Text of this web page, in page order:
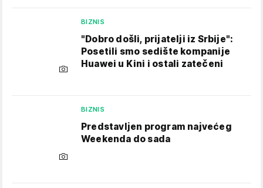
BIZNIS
"Dobro došli, prijatelji iz Srbije":
Posetili smo sedište kompanije
Huawei u Kini i ostali zatečeni
BIZNIS
Predstavljen program najvećeg
Weekenda do sada